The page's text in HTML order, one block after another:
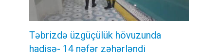
Təbrizdə üzgüçülük hövuzunda
hadisə- 14 nəfər zəhərləndi